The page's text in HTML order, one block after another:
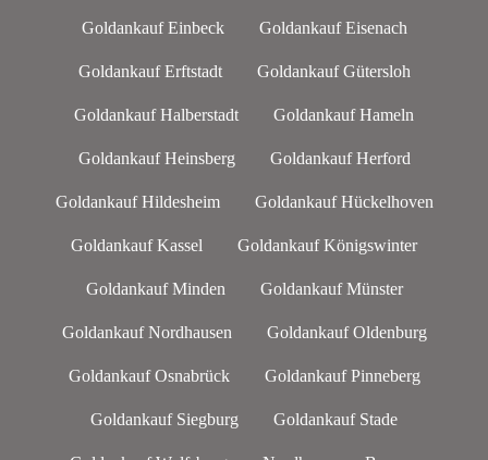
Goldankauf Einbeck Goldankauf Eisenach
Goldankauf Erftstadt Goldankauf Gütersloh
Goldankauf Halberstadt Goldankauf Hameln
Goldankauf Heinsberg Goldankauf Herford
Goldankauf Hildesheim Goldankauf Hückelhoven
Goldankauf Kassel Goldankauf Königswinter
Goldankauf Minden Goldankauf Münster
Goldankauf Nordhausen Goldankauf Oldenburg
Goldankauf Osnabrück Goldankauf Pinneberg
Goldankauf Siegburg Goldankauf Stade